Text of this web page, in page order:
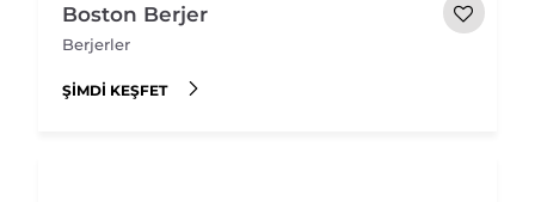
Boston Berjer
Berjerler
ŞIMDI KEŞFET